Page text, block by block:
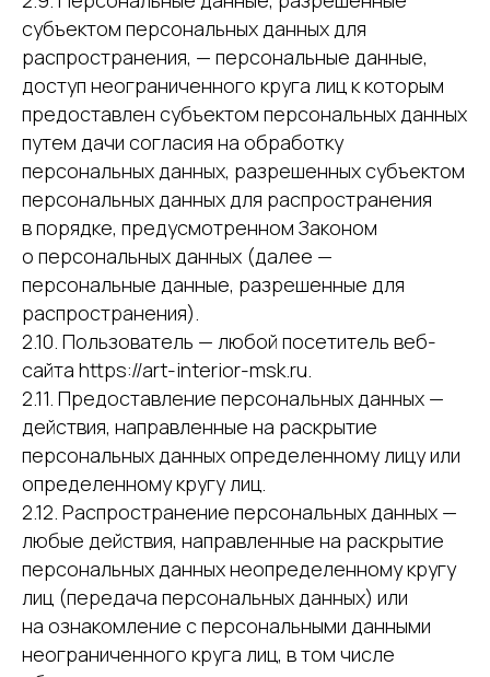
субъектом персональных данных для
распространения, — персональные данные,
доступ неограниченного круга лиц к которым
предоставлен субъектом персональных данных
путем дачи согласия на обработку
персональных данных, разрешенных субъектом
персональных данных для распространения
в порядке, предусмотренном Законом
о персональных данных (далее —
персональные данные, разрешенные для
распространения).
2.10. Пользователь — любой посетитель веб-
сайта https://art-interior-msk.ru.
2.11. Предоставление персональных данных —
действия, направленные на раскрытие
персональных данных определенному лицу или
определенному кругу лиц.
2.12. Распространение персональных данных —
любые действия, направленные на раскрытие
персональных данных неопределенному кругу
лиц (передача персональных данных) или
на ознакомление с персональными данными
неограниченного круга лиц, в том числе